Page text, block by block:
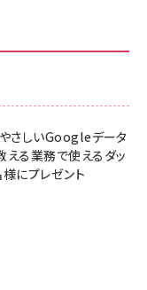
さしいGoogleデータ
る業務で使えるダッ
にプレゼント